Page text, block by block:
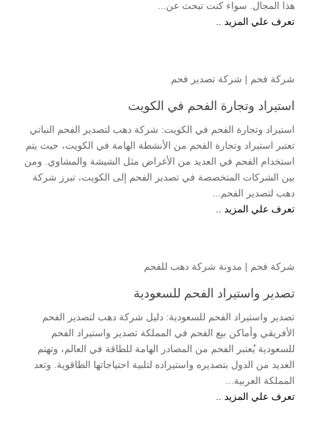
هذا المجال. سواء كنت تبحث عن...
تعرف علي المزيد ..
شركة فحم | شركة تصدير فحم
استيراد وتجارة الفحم في الكويت
استيراد وتجارة الفحم في الكويت: شركة دهب لتصدير الفحم النباتي
تعتبر استيراد وتجارة الفحم من الأنشطة الهامة في الكويت، حيث يتم
استخدام الفحم في العديد من الأغراض مثل الشيشة والمشاوي. ومن
بين الشركات المتخصصة في تصدير الفحم إلى الكويت، تبرز شركة
دهب لتصدير الفحم...
تعرف علي المزيد ..
شركة فحم | مدونة شركة دهب للفحم
تصدير واستيراد الفحم للسعودية
تصدير واستيراد الفحم للسعودية: دليل شركة دهب لتصدير الفحم
الأفريقي وأماكن بيع الفحم في المملكة تصدير واستيراد الفحم
للسعودية يُعتبر الفحم من المصادر الهامة للطاقة في العالم، وتهتم
العديد من الدول بتصديره واستيراده لتلبية احتياجاتها الطاقوية. وتعد
المملكة العربية...
تعرف علي المزيد ..